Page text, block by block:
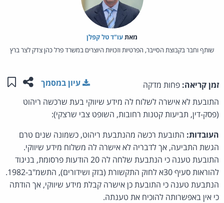
מאת‏עו"ד טל קפלן
שותף וחבר בקבוצת הסייבר, הפרטיות וזכויות היוצרים במשרד פרל כהן צדק לצר ברץ
זמן קריאה: פחות מדקה שתפו
עיון במסמך
התובעת לא אישרה לשלוח לה מידע שיווקי בעת שרכשה ריהוט
(פסק-דין, תביעות קטנות רחובות, השופט צבי שרצקי):
העובדות: התובעת רכשה מהנתבעת ריהוט, כשמונה שנים טרם
הגשת התביעה, אך לדבריה לא אישרה לה משלוח מידע שיווקי.
התובעת טענה כי הנתבעת שלחה לה 20 הודעות פרסומת, בניגוד
להוראות סעיף 30א לחוק התקשורת (בזק ושידורים), התשמ"ב-1982.
הנתבעת טענה כי התובעת כן אישרה קבלת מידע שיווקי, אך הודתה
כי אין באפשרותה להוכיח את טענתה.